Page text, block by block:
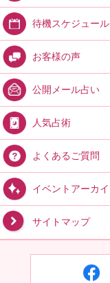
待機スケジュール
お客様の声
公開メール占い
人気占術
よくあるご質問
イベントアーカ
サイトマップ